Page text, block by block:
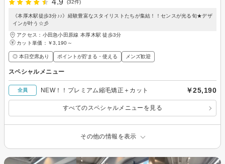
4.9 (32件)
《本厚木駅徒歩3分♪♪》経験豊富なスタイリストたちが集結！！センスが光る旬★デザ
インが叶う☆彡
アクセス：小田急小田原線 本厚木駅 徒歩3分
カット単価： ￥3,190～
◎ 本日空席あり ポイントが貯まる・使える メンズ歓迎
スペシャルメニュー
全員 NEW！！プレミアム縮毛矯正＋カット ￥25,190
すべてのスペシャルメニューを見る
その他の情報を表示